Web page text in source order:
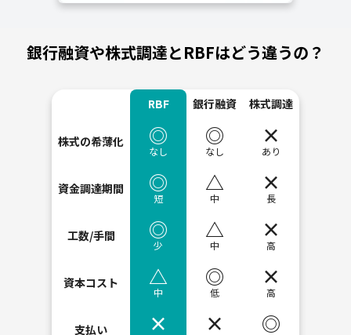
銀行融資や株式調達とRBFはどう違うの？
RBF・銀行融資・株式調達の比較
RBF 銀行融資 株式調達
株式の希薄化 ◎
なし
◎
なし
×
あり
資金調達期間
◎
短
△
中
×
長
工数/手間
◎
少
△
中
×
高
資本コスト
△
中
◎
低
×
高
支払い
× × ◎